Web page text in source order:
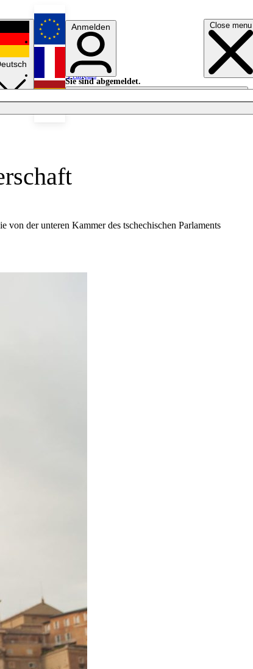
Close menu
English
Français
Anmelden
Sie sind abgemeldet.
Anmelden
Licht aus
von der unteren Kammer des tschechischen Parlaments